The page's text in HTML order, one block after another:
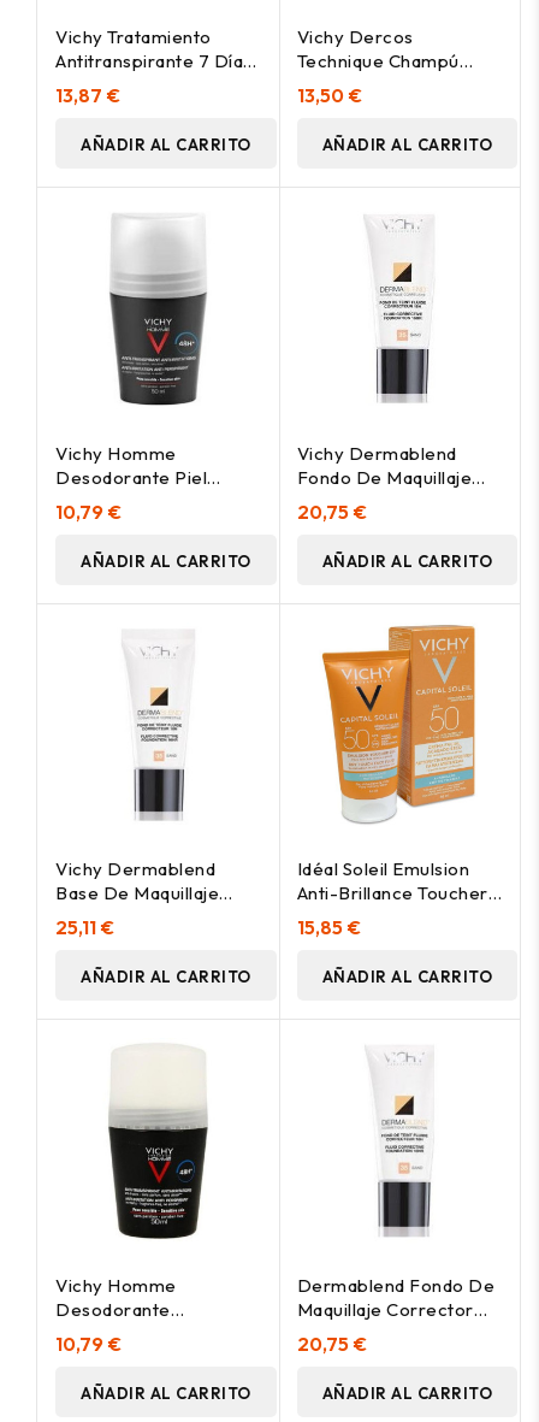
Vichy Tratamiento
Antitranspirante 7 Días
En Crema 30Ml
13,87 €
AÑADIR AL CARRITO
Vichy Dercos
Technique Champú
Ultracalmante Cabello
Normal Graso 200Ml
13,50 €
AÑADIR AL CARRITO
Vichy Homme
Desodorante Piel
Sensible Roll On 50Ml
10,79 €
AÑADIR AL CARRITO
Vichy Dermablend
Fondo De Maquillaje
Corrector 25 Nude, 30
Ml
20,75 €
AÑADIR AL CARRITO
Vichy Dermablend
Base De Maquillaje
Fluido Corrector 16H 35
Sand 30Ml
25,11 €
AÑADIR AL CARRITO
Idéal Soleil Emulsion
Anti-Brillance Toucher
Sec Spf50 50 Ml
15,85 €
AÑADIR AL CARRITO
Vichy Homme
Desodorante
Antitranspirante
Antimanchas 48H Roll-
On 50Ml
10,79 €
AÑADIR AL CARRITO
Dermablend Fondo De
Maquillaje Corrector
Vichy Cosmetica
Correctora, 45 Gold
20,75 €
AÑADIR AL CARRITO